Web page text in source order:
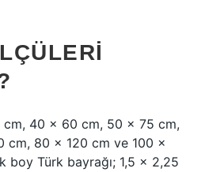
40 x 60 cm, 50 x 75 cm,
cm, 80 x 120 cm ve 100 x
boy Türk bayrağı; 1,5 x 2,25